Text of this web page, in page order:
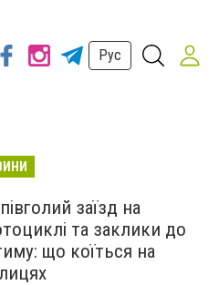
Рус
заїзд на
та заклики до
що коїться на